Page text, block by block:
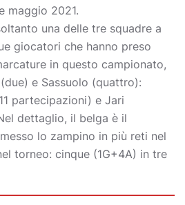
maggio 2021.
una delle tre squadre a
giocatori che hanno preso
in questo campionato,
e Sassuolo (quattro):
partecipazioni) e Jari
dettaglio, il belga è il
lo zampino in più reti nel
torneo: cinque (1G+4A) in tre